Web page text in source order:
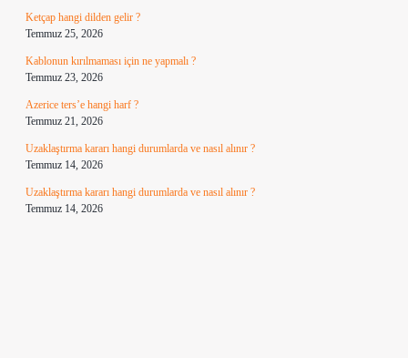
Ketçap hangi dilden gelir ?
Temmuz 25, 2026
Kablonun kırılmaması için ne yapmalı ?
Temmuz 23, 2026
Azerice ters’e hangi harf ?
Temmuz 21, 2026
Uzaklaştırma kararı hangi durumlarda ve nasıl alınır ?
Temmuz 14, 2026
Uzaklaştırma kararı hangi durumlarda ve nasıl alınır ?
Temmuz 14, 2026